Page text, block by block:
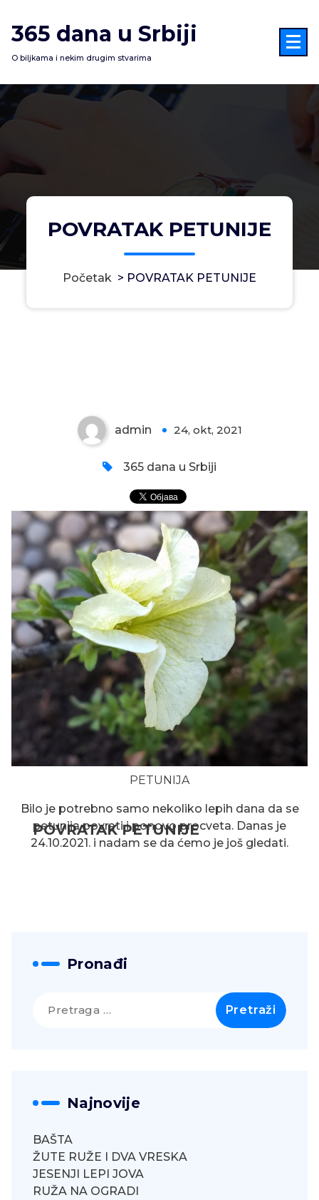
na
sadržaj
365 dana u Srbiji
O biljkama i nekim drugim stvarima
POVRATAK PETUNIJE
Početak > POVRATAK PETUNIJE
admin 24, okt, 2021
365 dana u Srbiji
POVRATAK PETUNIJE
PETUNIJA
Bilo je potrebno samo nekoliko lepih dana da se
petunija povrati i ponovo procveta. Danas je
24.10.2021. i nadam se da ćemo je još gledati.
Pronađi
Najnovije
BAŠTA
ŽUTE RUŽE I DVA VRESKA
JESENJI LEPI JOVA
RUŽA NA OGRADI